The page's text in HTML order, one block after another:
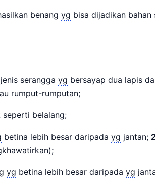
benang yg bisa dijadikan bahan
serangga yg bersayap dua lapis
rumput-rumputan;
seperti belalang;
betina lebih besar daripada yg jantan;
yg betina lebih besar daripada yg